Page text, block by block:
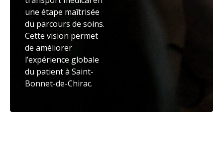
une étape maîtrisée
du parcours de soins.
Cette vision permet
de améliorer
l’expérience globale
du patient à Saint-
Bonnet-de-Chirac.